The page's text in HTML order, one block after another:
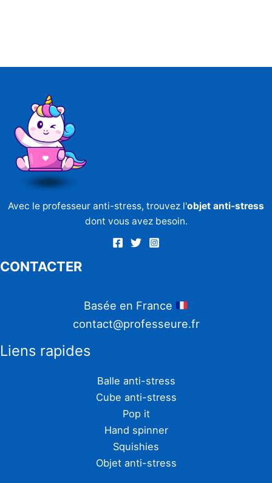
Avec le professeur anti-stress, trouvez l'objet anti-stress
dont vous avez besoin.
CONTACTER
Basée en France
contact@professeure.fr
Liens rapides
Balle anti-stress
Cube anti-stress
Pop it
Hand spinner
Squishies
Objet anti-stress